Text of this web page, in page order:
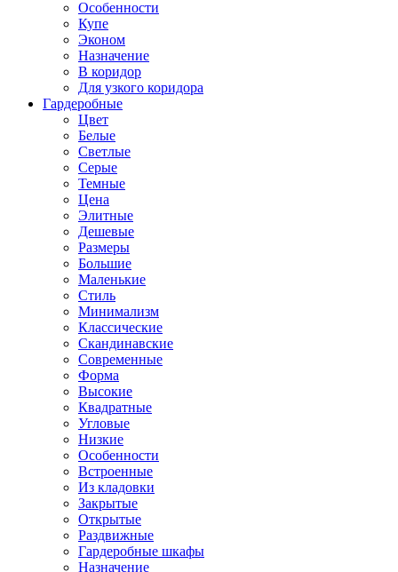
Особенности
Купе
Эконом
Назначение
В коридор
Для узкого коридора
Гардеробные
Цвет
Белые
Светлые
Серые
Темные
Цена
Элитные
Дешевые
Размеры
Большие
Маленькие
Стиль
Минимализм
Классические
Скандинавские
Современные
Форма
Высокие
Квадратные
Угловые
Низкие
Особенности
Встроенные
Из кладовки
Закрытые
Открытые
Раздвижные
Гардеробные шкафы
Назначение